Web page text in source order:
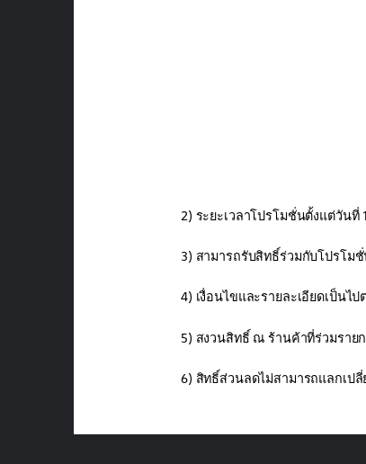
2) ระยะเวลาโปรโมชั่นตั้งแต่วันที่
3) สามารถรับสิทธิ์ร่วมกับโปรโม
4) เงื่อนไขและรายละเอียดเป็นไ
5) สงวนสิทธิ์ ณ ร้านค้าที่ร่วมราย
6) สิทธิ์ส่วนลดไม่สามารถแลกเป